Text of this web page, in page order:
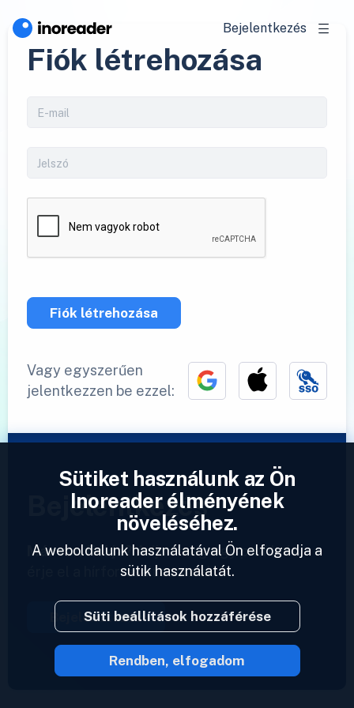
Bejelentkezés
Fiók létrehozása
Fiók létrehozása
Vagy egyszerűen
jelentkezzen be ezzel:
Bejelentkezés
Már van fiókja? Adjon meg egy profilt és
érje el a hírforrásait azonnal.
Bejelentkezés
2023 © Inoreader
Sütiket használunk az Ön
Inoreader élményének
növeléséhez.
A weboldalunk használatával Ön elfogadja a
sütik használatát.
Süti beállítások hozzáférése
Rendben, elfogadom